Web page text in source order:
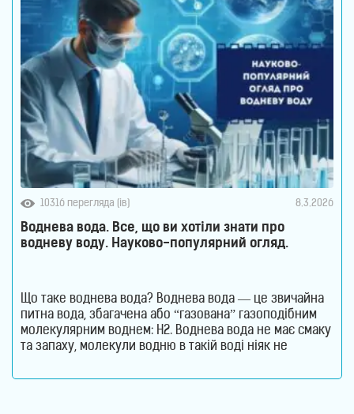
10316 перегляда (ів) 8.3.2026
Воднева вода. Все, що ви хотіли знати про
водневу воду. Науково-популярний огляд.
Що таке воднева вода? Воднева вода — це звичайна
питна вода, збагачена або “газована” газоподібним
молекулярним воднем: H2. Воднева вода не має смаку
та запаху, молекули водню в такій воді ніяк не
міститься в чистому молекулярному вигляді: H2. Тому